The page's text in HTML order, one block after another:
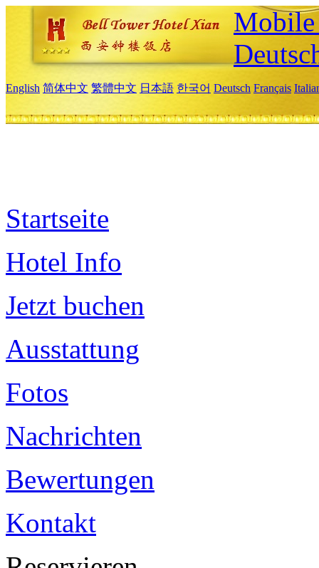
English 简体中文 繁體中文 日本語 한국어 Deutsch Français
Startseite
Hotel Info
Jetzt buchen
Ausstattung
Fotos
Nachrichten
Bewertungen
Kontakt